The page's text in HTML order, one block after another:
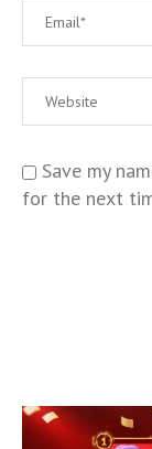
Save my
for the next